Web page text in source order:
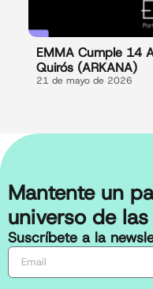
EMMA Cumple 14
Quirós (ARKANA)
21 de mayo de 2026
Mantente un
universo de
Suscríbete a la